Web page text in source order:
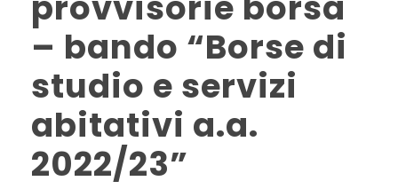
– bando “Borse di
studio e servizi
abitativi a.a.
2022/23”